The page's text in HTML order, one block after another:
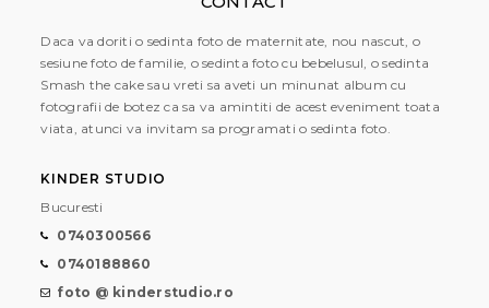
Daca va doriti o sedinta foto de maternitate, nou nascut, o
sesiune foto de familie, o sedinta foto cu bebelusul, o sedinta
Smash the cake sau vreti sa aveti un minunat album cu
fotografii de botez ca sa va amintiti de acest eveniment toata
viata, atunci va invitam sa programati o sedinta foto.
KINDER STUDIO
Bucuresti
0740300566
0740188860
foto @ kinderstudio.ro